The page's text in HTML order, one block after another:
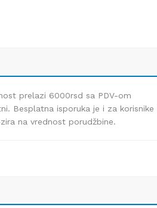
prelazi 6000rsd sa PDV-om
Besplatna isporuka je i za korisnike
na vrednost porudžbine.